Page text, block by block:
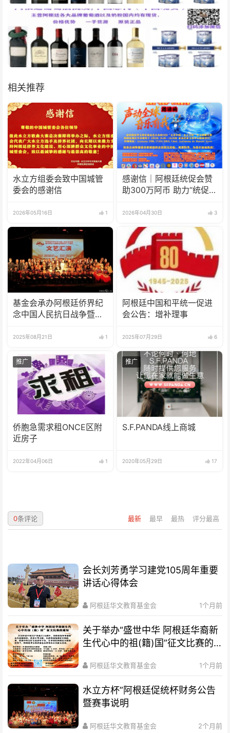
相关推荐
水立方组委会致中国城管
委会的感谢信
2026年05月16日 1
感谢信｜阿根廷统促会赞
助300万阿币 助力“统促
满举办
2026年04月30日 3
基金会承办阿根廷侨界纪
念中国人民抗日战争暨世
年文艺汇演
2025年08月21日 1
阿根廷中国和平统一促进
会公告：增补理事
2025年07月29日 6
推广
侨胞急需求租ONCE区附
近房子
2022年04月06日 1
推广
S.F.PANDA线上商城
2020年05月29日 17
最新 最早 最热 评分最高
0条评论
会长刘芳勇学习建党105周年重要
讲话心得体会
阿根廷华文教育基金会 1个月前
关于举办“盛世中华 阿根廷华裔新
生代心中的祖(籍)国”征文比赛的
阿根廷华文教育基金会 1个月前
水立方杯”阿根廷促统杯财务公告
暨赛事说明
阿根廷华文教育基金会 2个月前